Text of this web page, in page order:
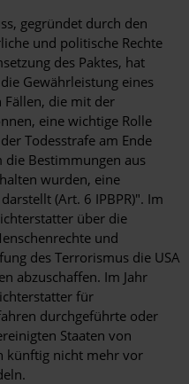
gegründet durch den
und politische Rechte
des Paktes, hat
Gewährleistung eines
Fällen, die mit der
eine wichtige Rolle
Todesstrafe am Ende
die Bestimmungen aus
wurden, eine
(Art. 6 IPBPR)". Im
über die
und
des Terrorismus die USA
abzuschaffen. Im Jahr
für
durchgeführte oder
Staaten von
künftig nicht mehr vor